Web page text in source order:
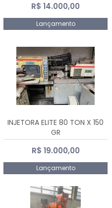
R$ 14.000,00
Lançamento
INJETORA ELITE 80 TON X 150
GR
R$ 19.000,00
Lançamento